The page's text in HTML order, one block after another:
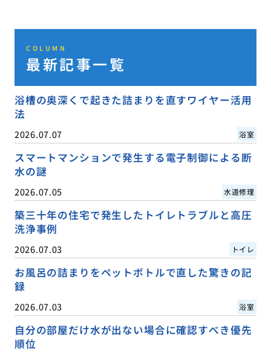
COLUMN
最新記事一覧
浴槽の奥深くで起きた詰まりを直すワイヤー活用
法
2026.07.07 浴室
スマートマンションで発生する電子制御による断
水の謎
2026.07.05 水道修理
築三十年の住宅で発生したトイレトラブルと高圧
洗浄事例
2026.07.03 トイレ
お風呂の詰まりをペットボトルで直した驚きの記
録
2026.07.03 浴室
自分の部屋だけ水が出ない場合に確認すべき優先
順位